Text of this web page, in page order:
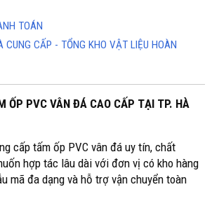
TOÁN
CUNG CẤP - TỔNG KHO VẬT LIỆU HOÀN
ỐP PVC VÂN ĐÁ CAO CẤP TẠI TP. HÀ
cấp tấm ốp PVC vân đá uy tín, chất
hợp tác lâu dài với đơn vị có kho hàng
mã đa dạng và hỗ trợ vận chuyển toàn